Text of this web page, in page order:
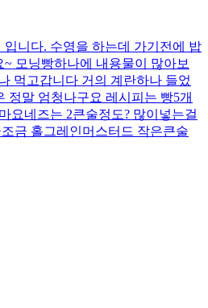
니다. 수영을 하는데 가기전에 밥
모닝빵하나에 내용물이 많아보
먹고갑니다 거의 계란하나 들었
정말 엄청나구요 레시피는 빵5개
요네즈는 2큰술정도? 많이넣는걸
금 홀그레인머스터드 작은큰술